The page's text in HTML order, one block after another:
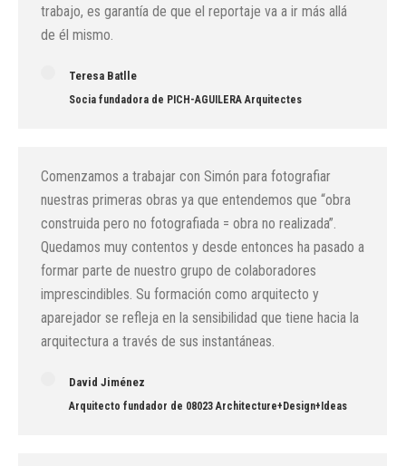
trabajo, es garantía de que el reportaje va a ir más allá
de él mismo.
Teresa Batlle
Socia fundadora de PICH-AGUILERA Arquitectes
Comenzamos a trabajar con Simón para fotografiar
nuestras primeras obras ya que entendemos que “obra
construida pero no fotografiada = obra no realizada”.
Quedamos muy contentos y desde entonces ha pasado a
formar parte de nuestro grupo de colaboradores
imprescindibles. Su formación como arquitecto y
aparejador se refleja en la sensibilidad que tiene hacia la
arquitectura a través de sus instantáneas.
David Jiménez
Arquitecto fundador de 08023 Architecture+Design+Ideas